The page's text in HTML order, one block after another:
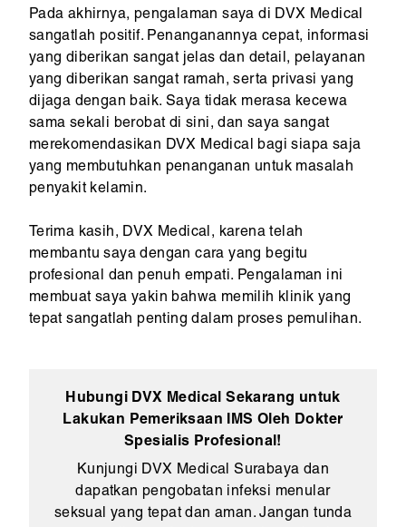
Pada akhirnya, pengalaman saya di DVX Medical
sangatlah positif. Penanganannya cepat, informasi
yang diberikan sangat jelas dan detail, pelayanan
yang diberikan sangat ramah, serta privasi yang
dijaga dengan baik. Saya tidak merasa kecewa
sama sekali berobat di sini, dan saya sangat
merekomendasikan DVX Medical bagi siapa saja
yang membutuhkan penanganan untuk masalah
penyakit kelamin.
Terima kasih, DVX Medical, karena telah
membantu saya dengan cara yang begitu
profesional dan penuh empati. Pengalaman ini
membuat saya yakin bahwa memilih klinik yang
tepat sangatlah penting dalam proses pemulihan.
Hubungi DVX Medical Sekarang untuk
Lakukan Pemeriksaan IMS Oleh Dokter
Spesialis Profesional!
Kunjungi DVX Medical Surabaya dan
dapatkan pengobatan infeksi menular
seksual yang tepat dan aman. Jangan tunda